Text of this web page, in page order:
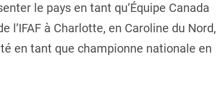
le pays en tant qu’Équipe Canada
à Charlotte, en Caroline du Nord,
en tant que championne nationale en